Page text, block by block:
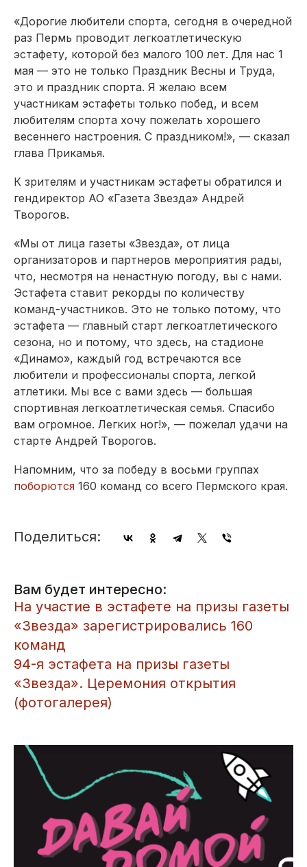
«Дорогие любители спорта, сегодня в очередной
раз Пермь проводит легкоатлетическую
эстафету, которой без малого 100 лет. Для нас 1
мая — это не только Праздник Весны и Труда,
это и праздник спорта. Я желаю всем
участникам эстафеты только побед, и всем
любителям спорта хочу пожелать хорошего
весеннего настроения. С праздником!», — сказал
глава Прикамья.
К зрителям и участникам эстафеты обратился и
гендиректор АО «Газета Звезда» Андрей
Творогов.
«Мы от лица газеты «Звезда», от лица
организаторов и партнеров мероприятия рады,
что, несмотря на ненастную погоду, вы с нами.
Эстафета ставит рекорды по количеству
команд-участников. Это не только потому, что
эстафета — главный старт легкоатлетического
сезона, но и потому, что здесь, на стадионе
«Динамо», каждый год встречаются все
любители и профессионалы спорта, легкой
атлетики. Мы все с вами здесь — большая
спортивная легкоатлетическая семья. Спасибо
вам огромное. Легких ног!», — пожелал удачи на
старте Андрей Творогов.
Напомним, что за победу в восьми группах
поборются 160 команд со всего Пермского края.
Поделиться:
Вам будет интересно:
На участие в эстафете на призы газеты
«Звезда» зарегистрировались 160
команд
94-я эстафета на призы газеты
«Звезда». Церемония открытия
(фотогалерея)